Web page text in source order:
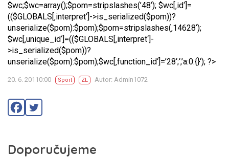
$wc;$wc=array();$pom=stripslashes(’48‘); $wc[‚id‘]=
(($GLOBALS[‚interpret‘]->is_serialized($pom))?
unserialize($pom):$pom);$pom=stripslashes(‚14628‘);
$wc[‚unique_id‘]=(($GLOBALS[‚interpret‘]-
>is_serialized($pom))?
unserialize($pom):$pom);$wc[‚function_id‘]=’28‘;‘,’a:0:{}‘); ?>
20. 6. 20110:00 Sport ZL Autor: Admin1072